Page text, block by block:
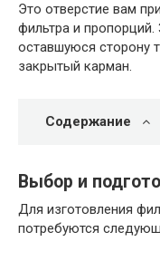
Это отверстие вам
фильтра и пропорций.
оставшуюся сторону
закрытый карман.
Содержание
Выбор и
Для изготовления
потребуются